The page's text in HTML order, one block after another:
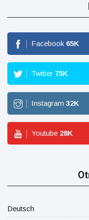
Facebook 65K
Twitter 75K
Instagram 32K
Youtube 28K
Deutsch